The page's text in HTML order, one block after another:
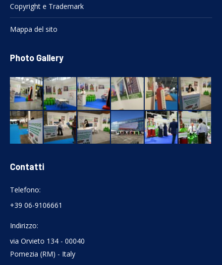
Copyright e Trademark
Mappa del sito
Photo Gallery
Contatti
Telefono:
+39 06-9106661
Indirizzo:
via Orvieto 134 - 00040
Pomezia (RM) - Italy